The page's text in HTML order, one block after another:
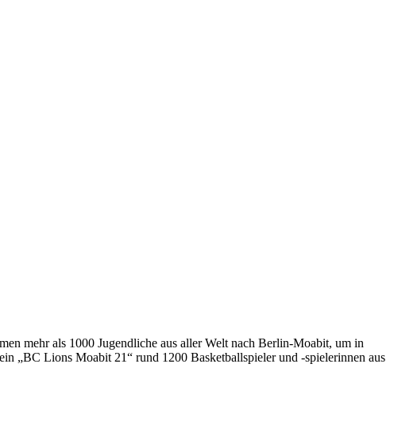
mehr als 1000 Jugendliche aus aller Welt nach Berlin-Moabit, um in
„BC Lions Moabit 21“ rund 1200 Basketballspieler und -spielerinnen aus